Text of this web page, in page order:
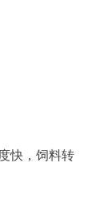
快，饲料转